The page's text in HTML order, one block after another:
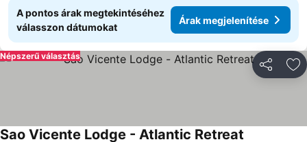
A pontos árak megtekintéséhez
válasszon dátumokat
Árak megjelenítése
Népszerű választás
Sao Vicente Lodge - Atlantic Retreat